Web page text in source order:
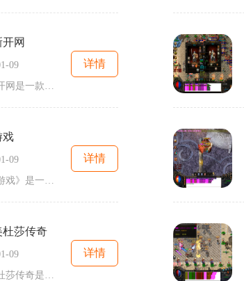
网
09
传奇中变新开网是一款基于角色扮演的2D游戏，是传奇这一经典游戏的新版本。作为一款传统的角色扮演游戏，它以丰富的剧情和各种刺激的玩法吸引着广大玩家的关注。在这个游戏世界中，玩家可以选择不同的职业角色，展开自己的冒险之旅。传奇中变新开网的最大特点之一就是万人在线。玩家们可以与世界各地的其他玩家实时互动，组队冒险，共同完成任务。这种互动性使得游戏中的世界更加真实和有趣。在传奇中变新开网中，玩家可以通过完成副本任务来获取更多的道具和经验。副本是一种特殊的游戏模式，玩家需要与自己的队友...
详情
戏
09
《老式传奇游戏》是一款经典的2D角色扮演游戏，以其万人在线、玩家互动等特点而备受玩家喜爱。该游戏以传奇为题材，构建了一个广阔的游戏世界，玩家可以扮演不同角色并展开各种冒险任务。游戏拥有一个独特的主城，并配备了世界聊天系统、好友聊天和行会聊天等功能，使得玩家可以与其他玩家进行实时交流。游戏还设有攻沙奖励系统，为玩家提供了额外的挑战和奖励。在传奇游戏中，玩家可以选择不同的职业角色进行游戏，包括战士、法师和道士等。每个职业都有其独特的技能和属性，玩家可以根据自己的喜好选择适合自己的...
详情
杜莎传奇
09
江苏欢娱美杜莎传奇是一款备受玩家欢迎的手机游戏。游戏以希腊神话为背景，将玩家带入到一个充满魅力和神秘的世界。在这个世界中，玩家将扮演勇敢的冒险者，探索各种神秘地域、挑战强大的怪物，并解开一个个悬疑的谜团。游戏的玩法丰富多样，给玩家带来了极高的可玩性。首先是战斗玩法，玩家可以通过与怪物的战斗来提升自己的实力。游戏中拥有各式各样的怪物，它们拥有不同的技能和攻击方式，玩家需要根据怪物的属性和特点来制定不同的战术，以便在战斗中取得胜利。游戏中还有各类强力的技能和道具供玩家使用，这些技...
详情